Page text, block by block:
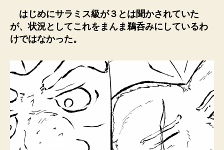
はじめにサラミス級が３とは聞かされていた
が、状況としてこれをまんま鵜呑みにしているわ
けではなかった。